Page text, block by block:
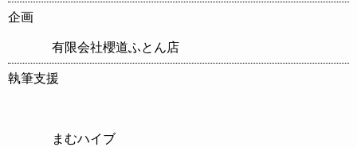
企画
有限会社櫻道ふとん店
執筆支援
まむハイブ